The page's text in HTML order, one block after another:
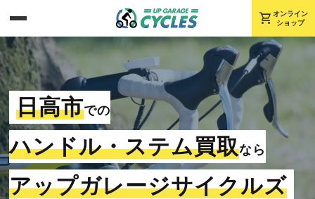
shopping_cart オンライン
ショップ
日高市での
ハンドル・ステム買取なら
アップガレージサイクルズ